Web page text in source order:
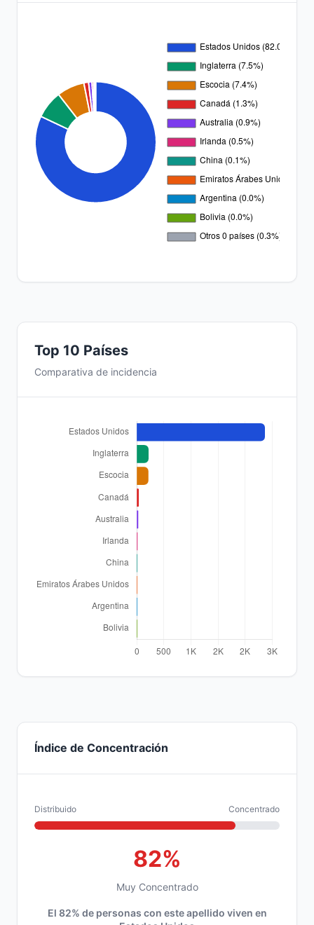
Top 10 Países
Comparativa de incidencia
Índice de Concentración
Distribuido Concentrado
82%
Muy Concentrado
El 82% de personas con este apellido viven en